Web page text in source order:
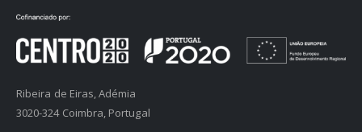
Ribeira de Eiras, Adémia
3020-324 Coimbra, Portugal